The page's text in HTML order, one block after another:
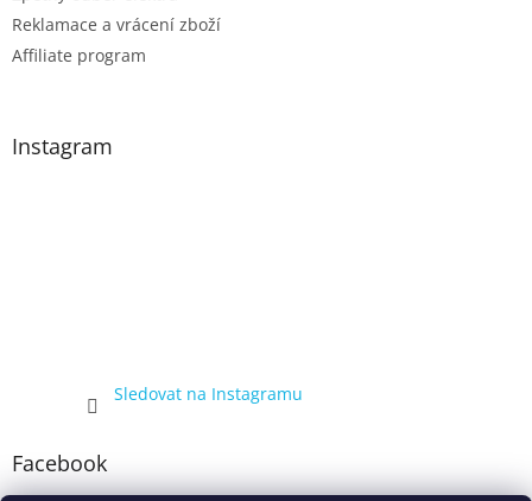
Reklamace a vrácení zboží
Affiliate program
Instagram
Sledovat na Instagramu
Facebook